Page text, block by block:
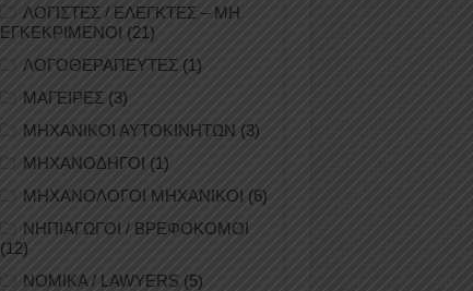
ΛΟΓΙΣΤΕΣ / ΕΛΕΓΚΤΕΣ – ΜΗ
ΕΓΚΕΚΡΙΜΕΝΟΙ (21)
ΛΟΓΟΘΕΡΑΠΕΥΤΕΣ (1)
ΜΑΓΕΙΡΕΣ (3)
ΜΗΧΑΝΙΚΟΙ ΑΥΤΟΚΙΝΗΤΩΝ (3)
ΜΗΧΑΝΟΔΗΓΟΙ (1)
ΜΗΧΑΝΟΛΟΓΟΙ ΜΗΧΑΝΙΚΟΙ (6)
ΝΗΠΙΑΓΩΓΟΙ / ΒΡΕΦΟΚΟΜΟΙ
(12)
ΝΟΜΙΚΑ / LAWYERS (5)